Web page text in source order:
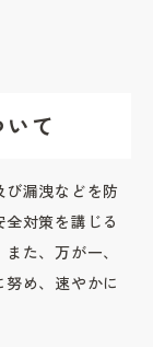
て
漏洩などを防
対策を講じる
た、万が一、
め、速やかに